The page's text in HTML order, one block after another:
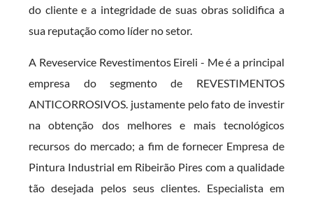
do cliente e a integridade de suas obras solidifica a
sua reputação como líder no setor.
A Reveservice Revestimentos Eireli - Me é a principal
empresa do segmento de REVESTIMENTOS
ANTICORROSIVOS. justamente pelo fato de investir
na obtenção dos melhores e mais tecnológicos
recursos do mercado; a fim de fornecer Empresa de
Pintura Industrial em Ribeirão Pires com a qualidade
tão desejada pelos seus clientes. Especialista em